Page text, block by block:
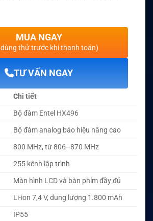
MUA NGAY
thử trước khi thanh toán)
TƯ VẤN NGAY
Chi tiết
Bộ đàm Entel HX496
Bộ đàm analog báo hiệu nâng cao
800 MHz, từ 806–870 MHz
255 kênh lập trình
Màn hình LCD và bàn phím đầy đủ
Li-ion 7,4 V, dung lượng 1.800 mAh
IP55